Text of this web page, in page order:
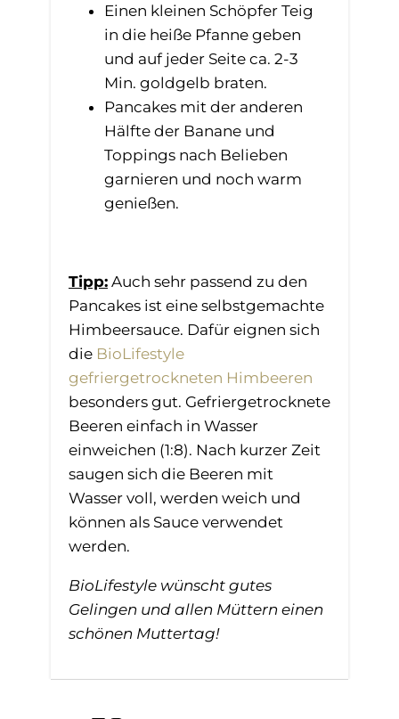
Einen kleinen Schöpfer Teig
in die heiße Pfanne geben
und auf jeder Seite ca. 2-3
Min. goldgelb braten.​
Pancakes mit der anderen
Hälfte der Banane und
Toppings nach Belieben
garnieren und noch warm
genießen.
Tipp:Auch sehr passend zu den
Pancakes ist eine selbstgemachte
Himbeersauce. Dafür eignen sich
die BioLifestyle
gefriergetrockneten Himbeeren
besonders gut. Gefriergetrocknete
Beeren einfach in Wasser
einweichen (1:8). Nach kurzer Zeit
saugen sich die Beeren mit
Wasser voll, werden weich und
können als Sauce verwendet
werden.
BioLifestyle wünscht gutes
Gelingen und allen Müttern einen
schönen Muttertag!